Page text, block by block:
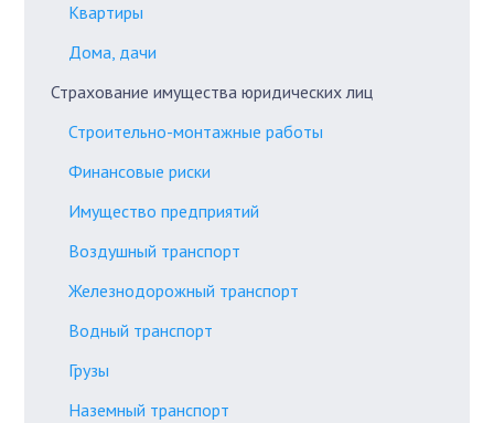
Квартиры
Дома, дачи
Страхование имущества юридических лиц
Строительно-монтажные работы
Финансовые риски
Имущество предприятий
Воздушный транспорт
Железнодорожный транспорт
Водный транспорт
Грузы
Наземный транспорт